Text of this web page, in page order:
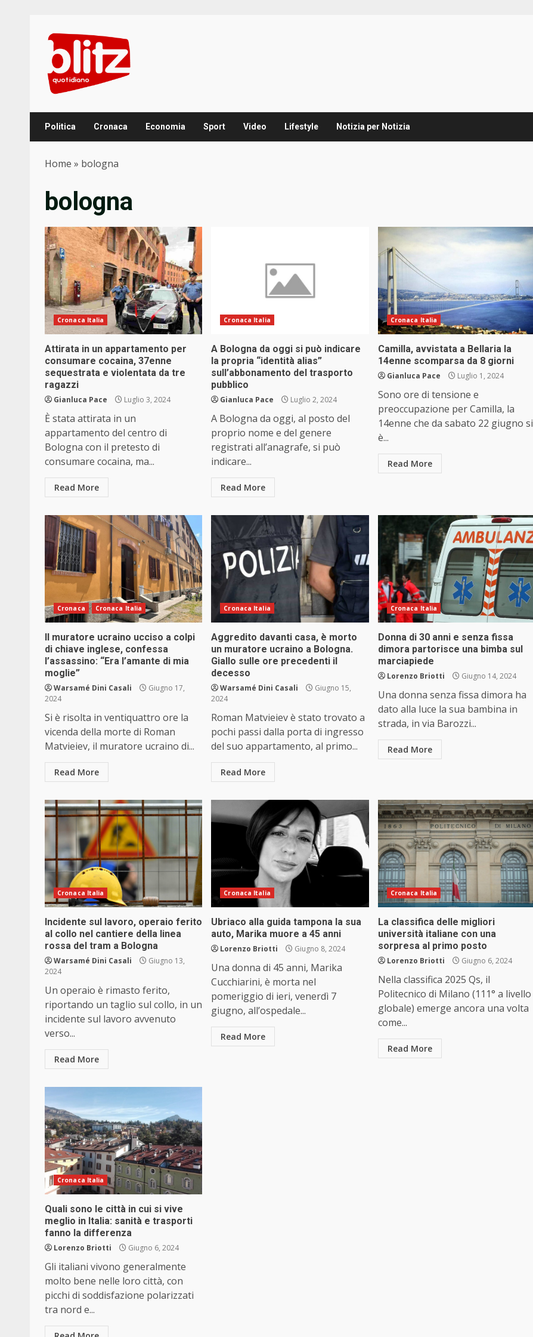
content
Politica Cronaca Economia Sport Video Lifestyle Notizia per Notizia
Home » bologna
bologna
Cronaca Italia
Attirata in un appartamento per
consumare cocaina, 37enne
sequestrata e violentata da tre
ragazzi
Gianluca Pace Luglio 3, 2024
È stata attirata in un
appartamento del centro di
Bologna con il pretesto di
consumare cocaina, ma...
Read More
Cronaca Italia
A Bologna da oggi si può indicare
la propria “identità alias”
sull’abbonamento del trasporto
pubblico
Gianluca Pace Luglio 2, 2024
A Bologna da oggi, al posto del
proprio nome e del genere
registrati all’anagrafe, si può
indicare...
Read More
Cronaca Italia
Camilla, avvistata a Bellaria la
14enne scomparsa da 8 giorni
Gianluca Pace Luglio 1, 2024
Sono ore di tensione e
preoccupazione per Camilla, la
14enne che da sabato 22 giugno si
è...
Read More
Cronaca Cronaca Italia
Il muratore ucraino ucciso a colpi
di chiave inglese, confessa
l’assassino: “Era l’amante di mia
moglie”
Warsamé Dini Casali
Giugno 17,
2024
Si è risolta in ventiquattro ore la
vicenda della morte di Roman
Matvieiev, il muratore ucraino di...
Read More
Cronaca Italia
Aggredito davanti casa, è morto
un muratore ucraino a Bologna.
Giallo sulle ore precedenti il
decesso
Warsamé Dini Casali
Giugno 15,
2024
Roman Matvieiev è stato trovato a
pochi passi dalla porta di ingresso
del suo appartamento, al primo...
Read More
Cronaca Italia
Donna di 30 anni e senza fissa
dimora partorisce una bimba sul
marciapiede
Lorenzo Briotti Giugno 14, 2024
Una donna senza fissa dimora ha
dato alla luce la sua bambina in
strada, in via Barozzi...
Read More
Cronaca Italia
Incidente sul lavoro, operaio ferito
al collo nel cantiere della linea
rossa del tram a Bologna
Warsamé Dini Casali
Giugno 13,
2024
Un operaio è rimasto ferito,
riportando un taglio sul collo, in un
incidente sul lavoro avvenuto
verso...
Read More
Cronaca Italia
Ubriaco alla guida tampona la sua
auto, Marika muore a 45 anni
Lorenzo Briotti Giugno 8, 2024
Una donna di 45 anni, Marika
Cucchiarini, è morta nel
pomeriggio di ieri, venerdì 7
giugno, all’ospedale...
Read More
Cronaca Italia
La classifica delle migliori
università italiane con una
sorpresa al primo posto
Lorenzo Briotti Giugno 6, 2024
Nella classifica 2025 Qs, il
Politecnico di Milano (111° a livello
globale) emerge ancora una volta
come...
Read More
Cronaca Italia
Quali sono le città in cui si vive
meglio in Italia: sanità e trasporti
fanno la differenza
Lorenzo Briotti Giugno 6, 2024
Gli italiani vivono generalmente
molto bene nelle loro città, con
picchi di soddisfazione polarizzati
tra nord e...